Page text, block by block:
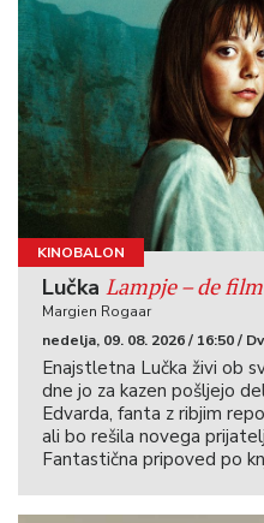
KINOBALON
Lučka Lampje – de film
Margien Rogaar
nedelja, 09. 08. 2026 / 16:50 /
Enajstletna Lučka živi ob
dne jo za kazen pošljejo
Edvarda, fanta z ribjim
ali bo rešila novega
Fantastična pripoved po